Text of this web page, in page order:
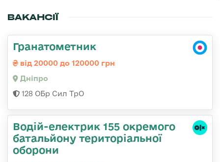
ВАКАНСІЇ
Гранатометник
від 20000 до 120000 грн
Дніпро
128 ОБр Сил ТрО
Водій-електрик 155 окремого
батальйону територіальної
оборони